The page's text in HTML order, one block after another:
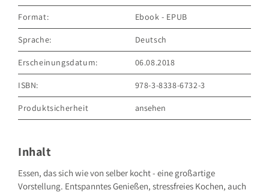
Format: Ebook - EPUB
Sprache: Deutsch
Erscheinungsdatum: 06.08.2018
ISBN: 978-3-8338-6732-3
Produktsicherheit
ansehen
81675 München
Deutschland
Sicherheitshinweis entsprechend Art. 9 Abs. 7 S. 2 derGPSR
Inhalt
Essen, das sich wie von selber kocht - eine großartige
Vorstellung. Entspanntes Genießen, stressfreies Kochen, auch